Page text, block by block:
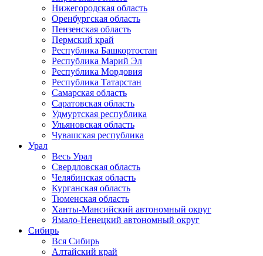
Нижегородская область
Оренбургская область
Пензенская область
Пермский край
Республика Башкортостан
Республика Марий Эл
Республика Мордовия
Республика Татарстан
Самарская область
Саратовская область
Удмуртская республика
Ульяновская область
Чувашская республика
Урал
Весь Урал
Свердловская область
Челябинская область
Курганская область
Тюменская область
Ханты-Мансийский автономный округ
Ямало-Ненецкий автономный округ
Сибирь
Вся Сибирь
Алтайский край